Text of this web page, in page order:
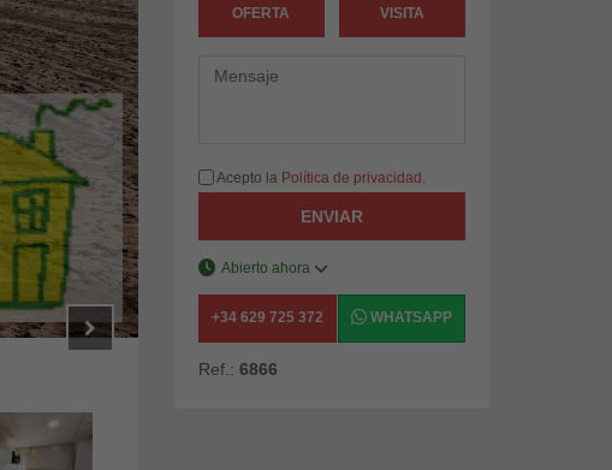
OFERTA VISITA
Acepto la Política de privacidad .
ENVIAR
Abierto ahora
+34 629 725 372 WHATSAPP
Ref.: 6866